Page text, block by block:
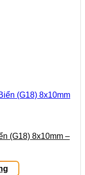
(G18) 8x10mm –